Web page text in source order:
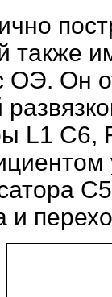
также
ОЭ. Он
L1 C6,
и